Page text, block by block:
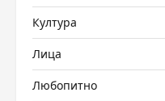
Култура
Лица
Любопитно